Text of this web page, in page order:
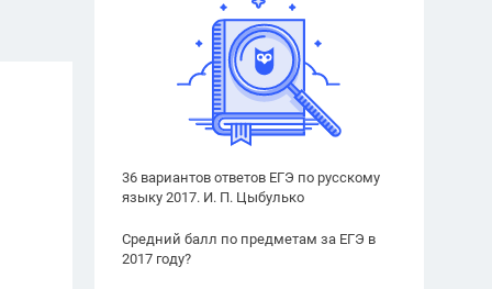
36 вариантов ответов ЕГЭ по русскому
языку 2017. И. П. Цыбулько
Средний балл по предметам за ЕГЭ в
2017 году?